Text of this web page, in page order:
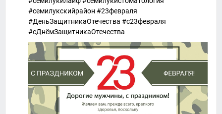
#семилукскийрайон #23февраля
#ДеньЗащитникаОтечества #c23февраля
#сДнёмЗащитникаОтечества